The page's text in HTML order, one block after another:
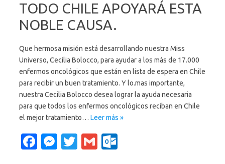
TODO CHILE APOYARÁ ESTA
NOBLE CAUSA.
Que hermosa misión está desarrollando nuestra Miss
Universo, Cecilia Bolocco, para ayudar a los más de 17.000
enfermos oncológicos que están en lista de espera en Chile
para recibir un buen tratamiento. Y lo.mas importante,
nuestra Cecilia Bolocco desea lograr la ayuda necesaria
para que todos los enfermos oncológicos reciban en Chile
el mejor tratamiento… Leer más »
Fa M
T
G